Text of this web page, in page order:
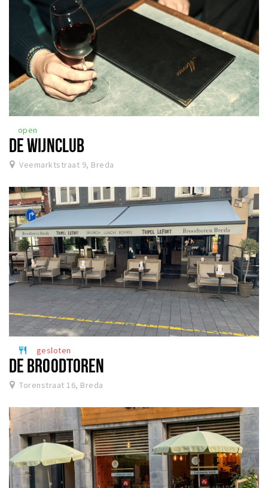
open
DE WIJNCLUB
Veemarktstraat 9, Breda
restaurant gesloten
DE BROODTOREN
Torenstraat 16, Breda